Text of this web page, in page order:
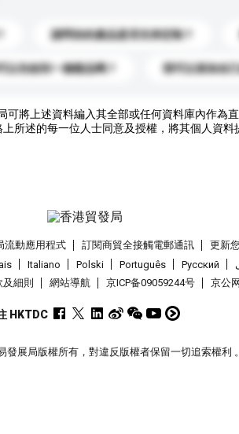
請問你的產品是否支持定制？
以先收到一個樣品嗎？ 我可以添加自
可將上述資料編入其全部或任何資料庫內作為
所述的每一位人士同意及授權，將其個人資料
流動應用程式 訂閱商貿全接觸電郵通訊 更新
Italiano Polski Português Pусский
細則 網站導航 京ICP备09059244号 京公
HKTDC
發展局版權所有，對違反版權者保留一切追索權利 。